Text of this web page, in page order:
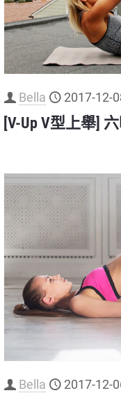
Bella 2017-12-
[V-Up V型上舉]
Bella 2017-12-